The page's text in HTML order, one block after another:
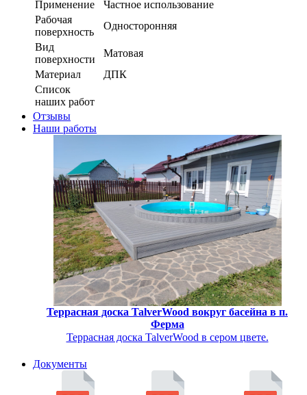
Применение
Частное использование
Рабочая
поверхность
Односторонняя
Вид
поверхности
Матовая
Материал
ДПК
Список
наших работ
Отзывы
Наши работы
Террасная доска TalverWood вокруг басейна в п.
Ферма
Террасная доска TalverWood в сером цвете.
Документы